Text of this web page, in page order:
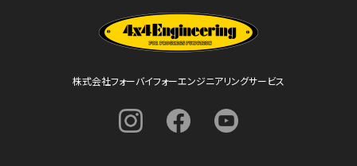
株式会社フォーバイフォーエンジニアリングサービス